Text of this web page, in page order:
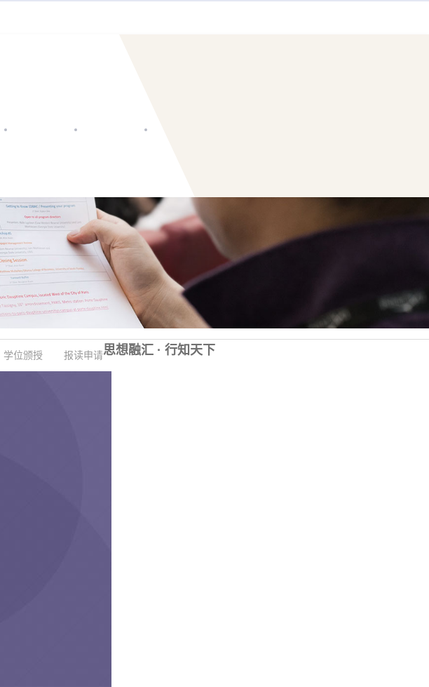
学位颁授 报读申请思想融汇 · 行知天下